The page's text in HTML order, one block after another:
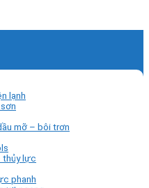
lạnh
mỡ – bôi trơn
thủy lực
phanh